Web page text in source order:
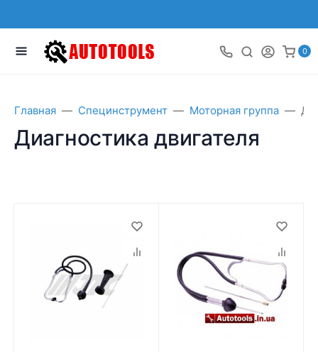
0
Главная Специнструмент Моторная группа
Диагностика двигателя